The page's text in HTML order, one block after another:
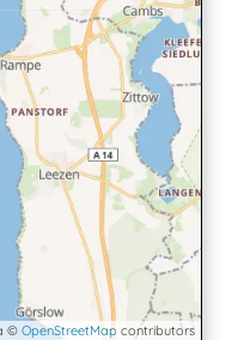
© OpenStreetMap contributors